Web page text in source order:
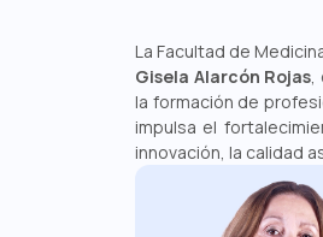
La Facultad de
Gisela Alarcón Rojas,
la formación de
impulsa el
innovación, la calidad